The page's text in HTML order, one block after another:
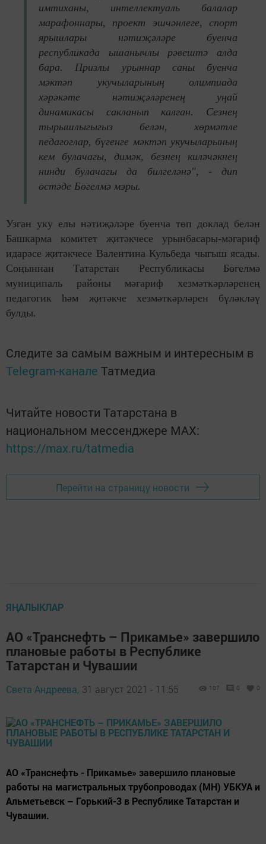
имтиханы, интеллектуаль балалар
марафоннары, проект эшчәнлеге, спорт
ярышлары нәтиҗәләре буенча
республикада ышанычлы рәвештә алда
бара. Призлы урыннар саны буенча
мәктәп укучыларының олимпиада
хәрәкәте нәтиҗәләренең уңай
динамикасы сакланып калган. Сезнең
тырышлыгыгыз белән, хөрмәтле
педагоглар, бүгенге мәктәп укучыларының
кем булачагы, димәк, безнең киләчәкнең
нинди булачагы да билгеләнә", - дип
өстәде Бөгелмә мэры.
Узган уку елы нәтиҗәләре буенча төп доклад белән
Башкарма комитет җитәкчесе урынбасары-мәгариф
идарәсе җитәкчесе Валентина Кульбеда чыгыш ясады.
Соңыннан Татарстан Республикасы Бөгелмә
муниципаль районы мәгариф хезмәткәрләренең
педагогик һәм җитәкче хезмәткәрләрен бүләкләү
булды.
Следите за самым важным и интересным в
Telegram-канале Татмедиа
Читайте новости Татарстана в
национальном мессенджере MАХ:
https://max.ru/tatmedia
Перейти на страницу новости
ЯҢАЛЫКЛАР
АО «Транснефть – Прикамье» завершило
плановые работы в Республике
Татарстан и Чувашии
Света Андреева, 31 август 2021 - 11:55 107 0 0
АО «Транснефть - Прикамье» завершило плановые
работы на магистральных трубопроводах (МН) УБКУА и
Альметьевск – Горький-3 в Республике Татарстан и
Чувашии.